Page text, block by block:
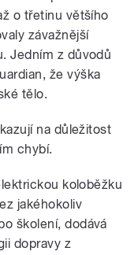
o třetinu většího
závažnější
Jedním z důvodů
že výška
tělo.
na důležitost
chybí.
koloběžku
jakéhokoliv
školení, dodává
dopravy z